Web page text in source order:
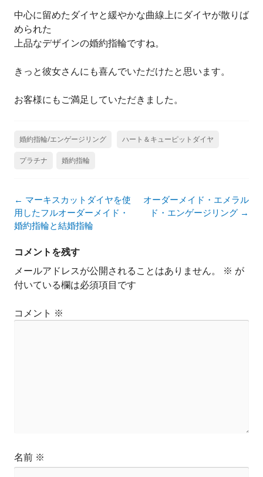
中心に留めたダイヤと緩やかな曲線上にダイヤが散りば
められた
上品なデザインの婚約指輪ですね。
きっと彼女さんにも喜んでいただけたと思います。
お客様にもご満足していただきました。
婚約指輪/エンゲージリング ハート＆キューピットダイヤ
プラチナ 婚約指輪
投
稿
ナ
ゲ
シ
ョ
← マーキスカットダイヤを使
用したフルオーダーメイド・
婚約指輪と結婚指輪
オーダーメイド・エメラル
ド・エンゲージリング →
コメントを残す
メールアドレスが公開されることはありません。
※ が
付いている欄は必須項目です
コメント ※
名前 ※